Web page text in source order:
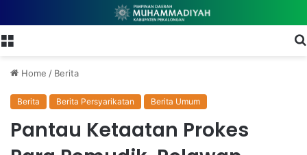
Home / Berita
Berita Berita Persyarikatan Berita Umum
Pantau Ketaatan Prokes